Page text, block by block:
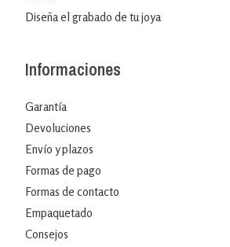
Diseña el grabado de tu joya
Informaciones
Garantía
Devoluciones
Envío y plazos
Formas de pago
Formas de contacto
Empaquetado
Consejos